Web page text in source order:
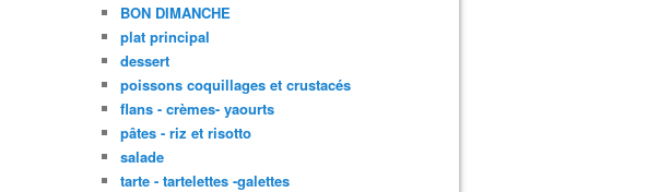
BON DIMANCHE
plat principal
dessert
poissons coquillages et crustacés
flans - crèmes- yaourts
pâtes - riz et risotto
salade
tarte - tartelettes -galettes